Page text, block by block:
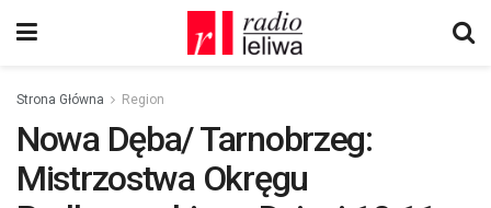
Strona Główna Region
Nowa Dęba/ Tarnobrzeg:
Mistrzostwa Okręgu